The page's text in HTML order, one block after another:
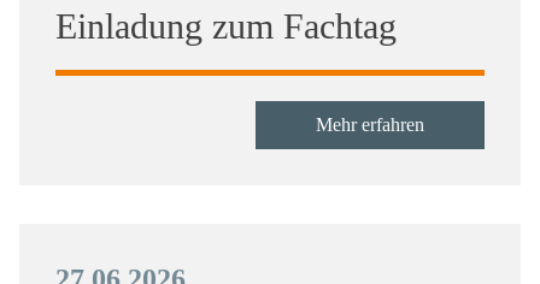
Einladung zum Fachtag
Mehr erfahren